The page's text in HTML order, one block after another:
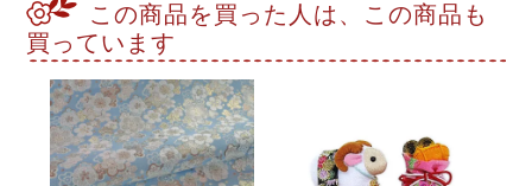
この商品を買った人は、この商品も
買っています